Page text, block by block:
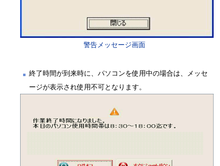
警告メッセージ画面
終了時間が到来時に、パソコンを使用中の場合は、メッセ
ージが表示され使用不可となります。